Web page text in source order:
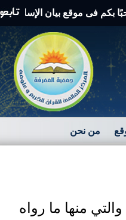
فى موقع بيان الإسلام الرد
من نحن
منها ما رواه